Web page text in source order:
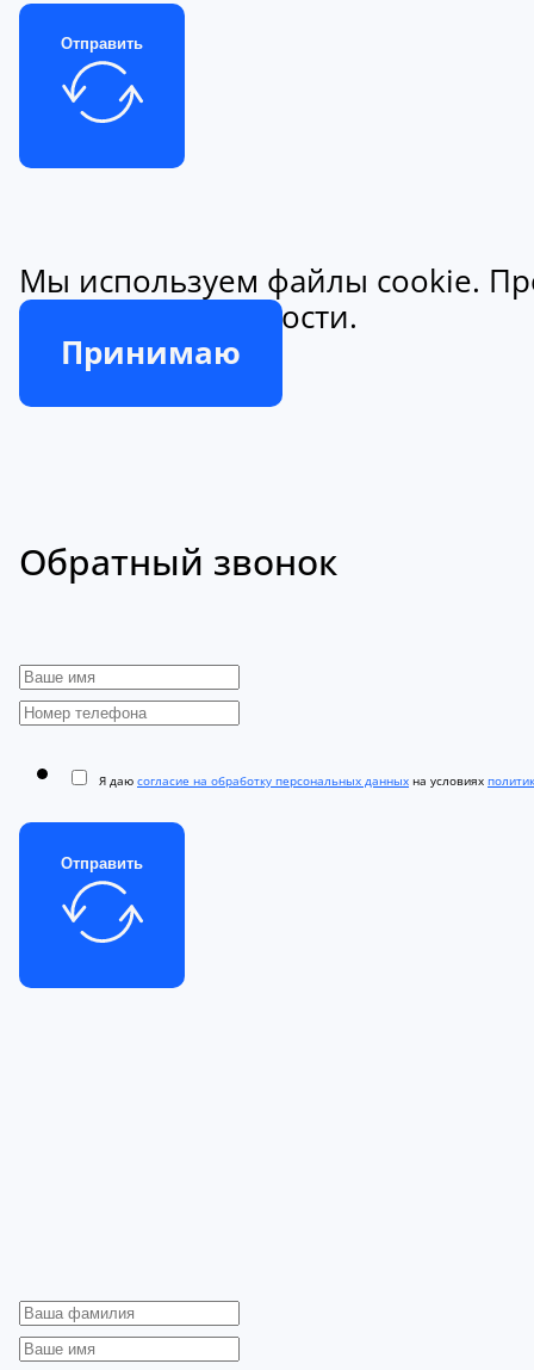
Отправить
Мы используем файлы cookie.
конфиденциальности.
Принимаю
Обратный звонок
Я даю согласие на обработку персональных данных на условиях
Отправить